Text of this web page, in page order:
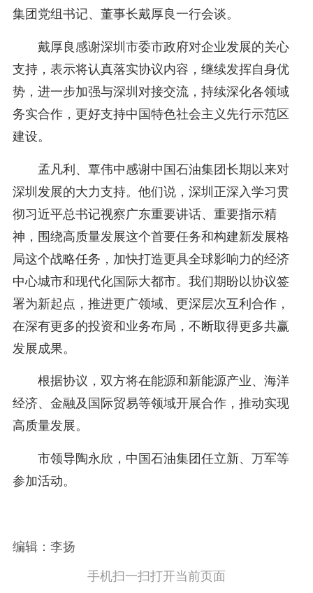
集团党组书记、董事长戴厚良一行会谈。
戴厚良感谢深圳市委市政府对企业发展的关心
支持，表示将认真落实协议内容，继续发挥自身优
势，进一步加强与深圳对接交流，持续深化各领域
务实合作，更好支持中国特色社会主义先行示范区
建设。
孟凡利、覃伟中感谢中国石油集团长期以来对
深圳发展的大力支持。他们说，深圳正深入学习贯
彻习近平总书记视察广东重要讲话、重要指示精
神，围绕高质量发展这个首要任务和构建新发展格
局这个战略任务，加快打造更具全球影响力的经济
中心城市和现代化国际大都市。我们期盼以协议签
署为新起点，推进更广领域、更深层次互利合作，
在深有更多的投资和业务布局，不断取得更多共赢
发展成果。
根据协议，双方将在能源和新能源产业、海洋
经济、金融及国际贸易等领域开展合作，推动实现
高质量发展。
市领导陶永欣，中国石油集团任立新、万军等
参加活动。
编辑：李扬
手机扫一扫打开当前页面